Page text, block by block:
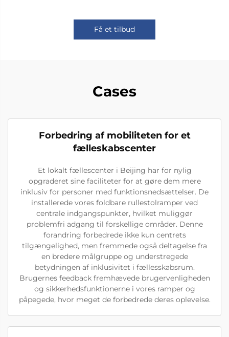
Få et tilbud
Cases
Forbedring af mobiliteten for et
fælleskabscenter
Et lokalt fællescenter i Beijing har for nylig
opgraderet sine faciliteter for at gøre dem mere
inklusiv for personer med funktionsnedsættelser. De
installerede vores foldbare rullestolramper ved
centrale indgangspunkter, hvilket muliggør
problemfri adgang til forskellige områder. Denne
forandring forbedrede ikke kun centrets
tilgængelighed, men fremmede også deltagelse fra
en bredere målgruppe og understregede
betydningen af inklusivitet i fællesskabsrum.
Brugernes feedback fremhævede brugervenligheden
og sikkerhedsfunktionerne i vores ramper og
påpegede, hvor meget de forbedrede deres oplevelse.